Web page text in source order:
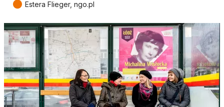
● Estera Flieger, ngo.pl